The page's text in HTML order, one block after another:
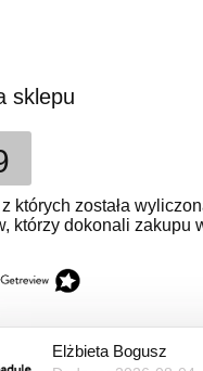
sklepu
których została
którzy dokonali zakupu
Elżbieta Bogusz